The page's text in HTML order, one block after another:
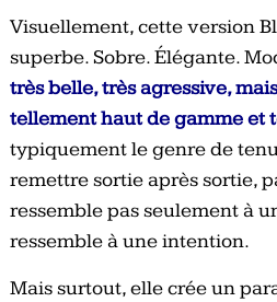
Visuellement, cette version
superbe. Sobre. Élégante.
très belle, très agressive,
tellement haut de gamme et
typiquement le genre de
remettre sortie après sortie,
ressemble pas seulement à
ressemble à une intention.
Mais surtout, elle crée un